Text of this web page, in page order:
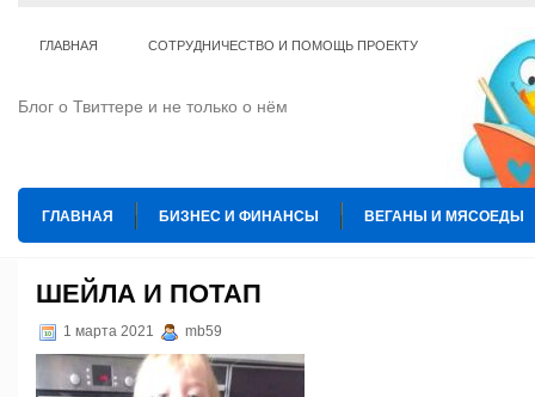
ГЛАВНАЯ СОТРУДНИЧЕСТВО И ПОМОЩЬ ПРОЕКТУ
Блог о Твиттере и не только о нём
ГЛАВНАЯ БИЗНЕС И ФИНАНСЫ ВЕГАНЫ И МЯСОЕДЫ
ТЕ КОГО ПРИРУЧИЛИ
ШЕЙЛА И ПОТАП
1 марта 2021 mb59